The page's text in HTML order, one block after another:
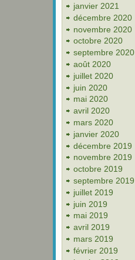
janvier 2021
décembre 2020
novembre 2020
octobre 2020
septembre 2020
août 2020
juillet 2020
juin 2020
mai 2020
avril 2020
mars 2020
janvier 2020
décembre 2019
novembre 2019
octobre 2019
septembre 2019
juillet 2019
juin 2019
mai 2019
avril 2019
mars 2019
février 2019